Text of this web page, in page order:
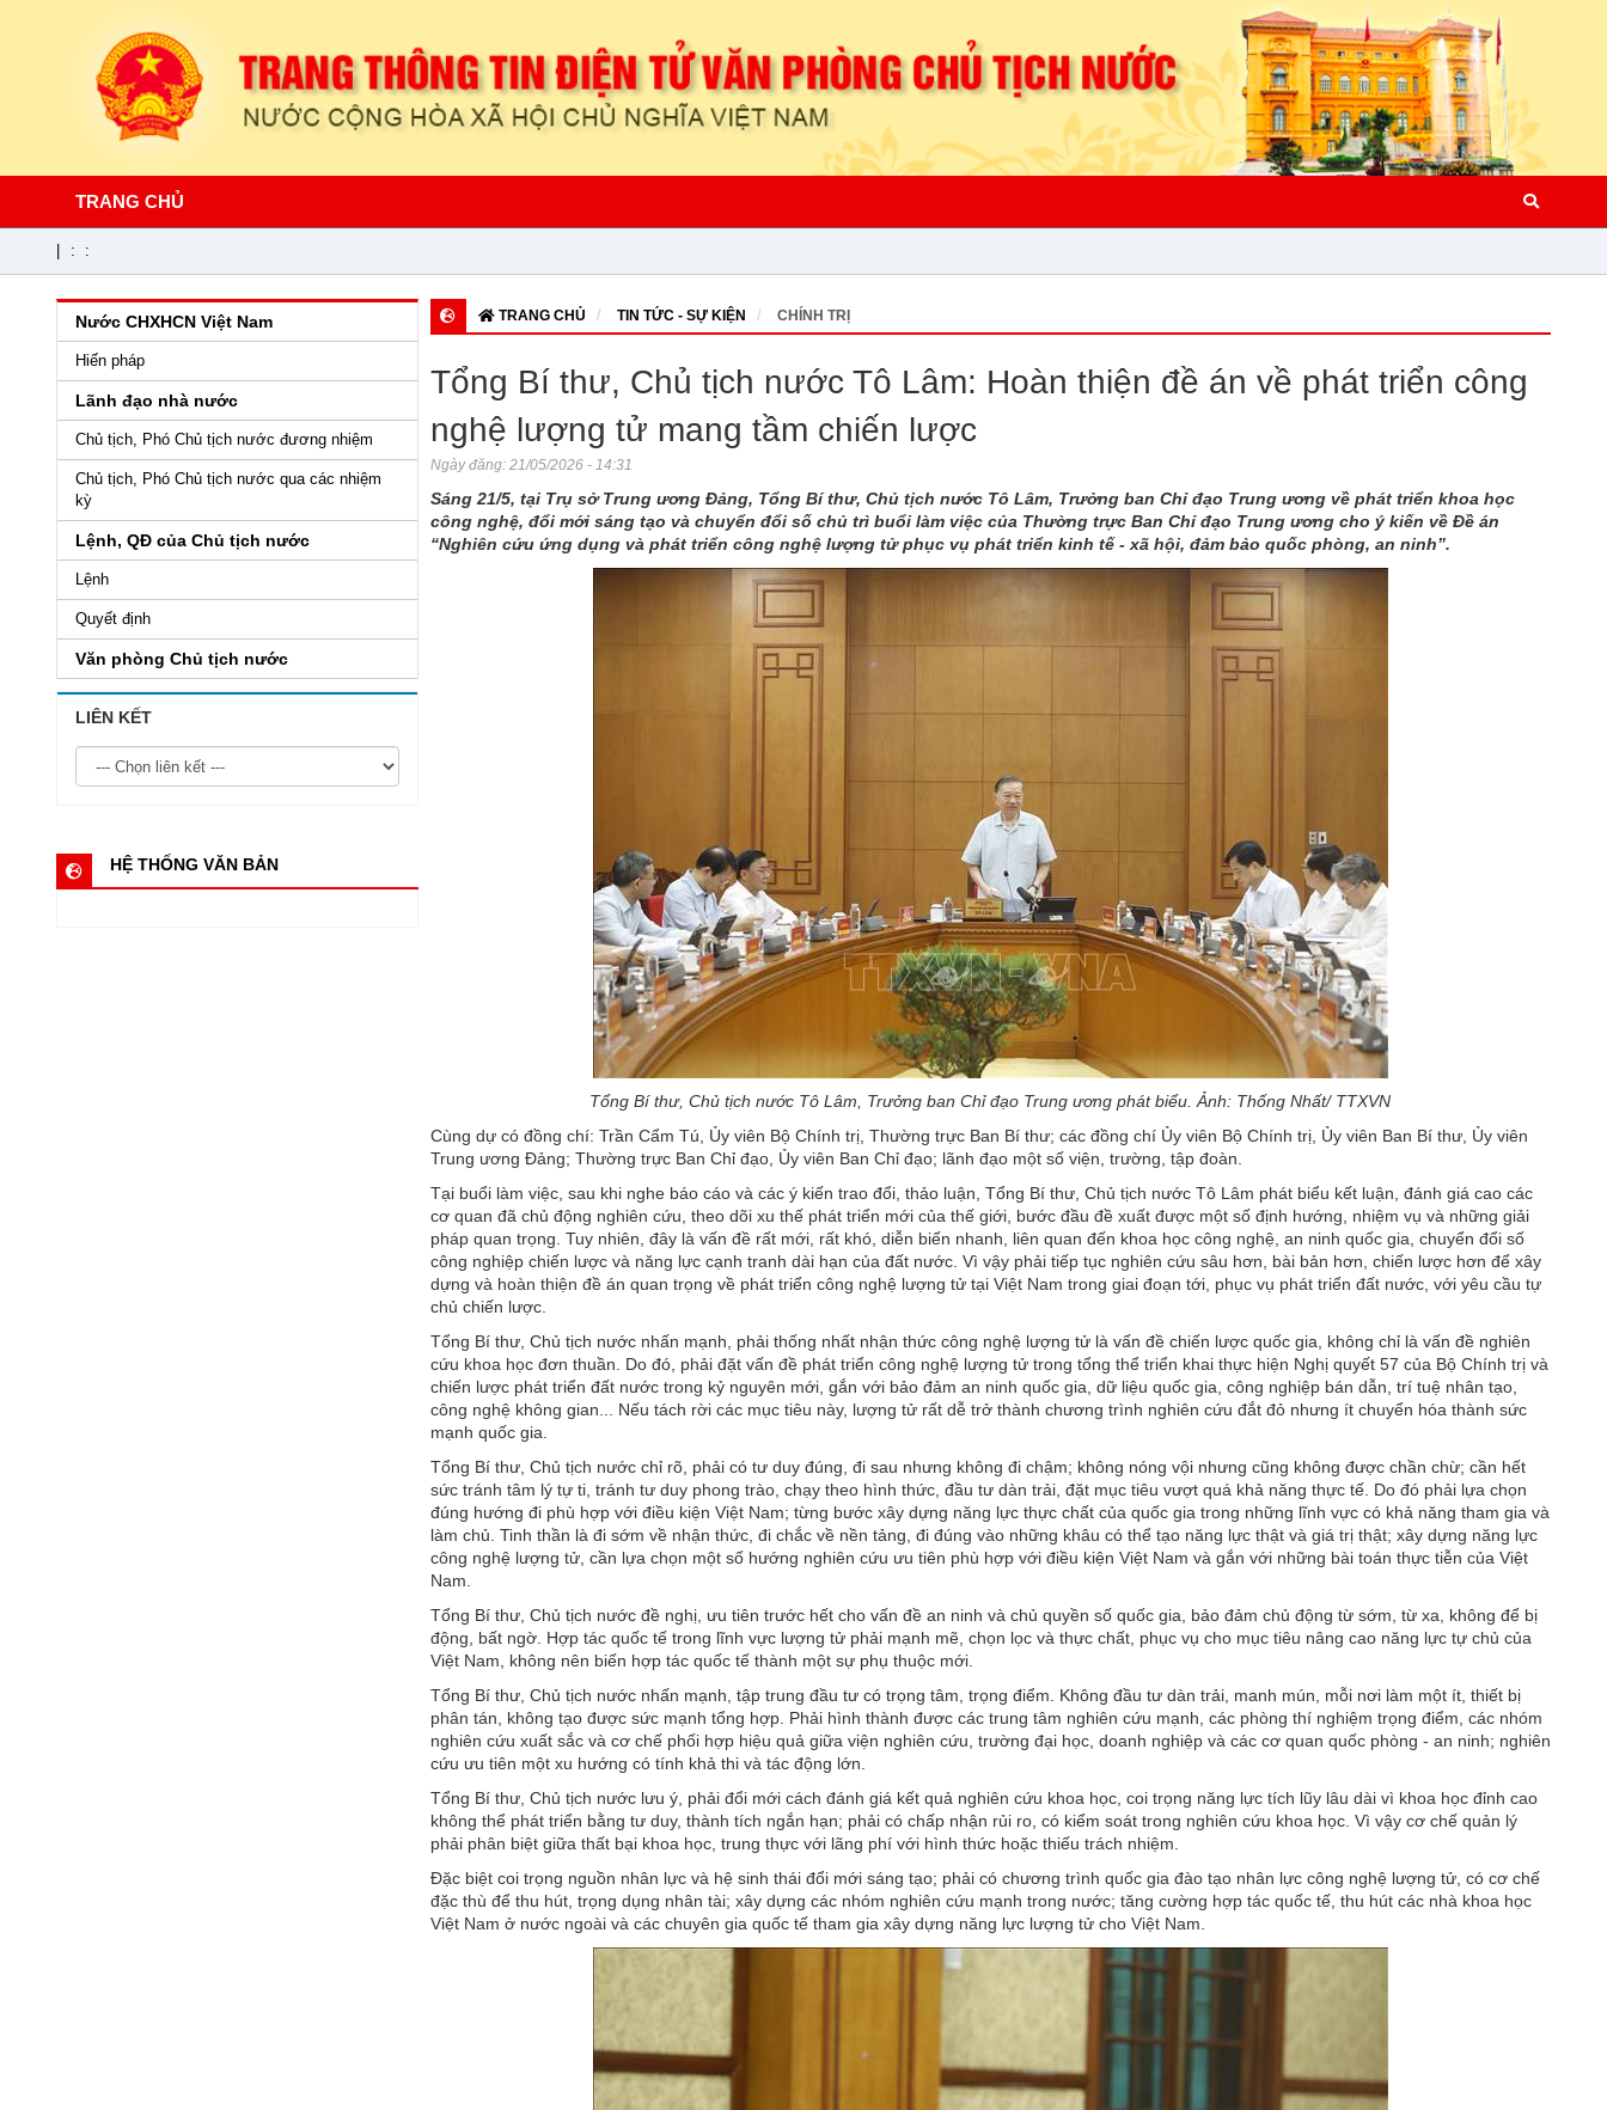
TRANG CHỦ
: :
TRANG CHỦ TIN TỨC - SỰ KIỆN CHÍNH TRỊ
Tổng Bí thư, Chủ tịch nước Tô Lâm: Hoàn thiện đề án về phát triển công
nghệ lượng tử mang tầm chiến lược
Ngày đăng:21/05/2026 - 14:31
Sáng 21/5, tại Trụ sở Trung ương Đảng, Tổng Bí thư, Chủ tịch nước Tô Lâm, Trưởng ban Chỉ đạo Trung ương về phát triển khoa học
công nghệ, đổi mới sáng tạo và chuyển đổi số chủ trì buổi làm việc của Thường trực Ban Chỉ đạo Trung ương cho ý kiến về Đề án
“Nghiên cứu ứng dụng và phát triển công nghệ lượng tử phục vụ phát triển kinh tế - xã hội, đảm bảo quốc phòng, an ninh”.
Tổng Bí thư, Chủ tịch nước Tô Lâm, Trưởng ban Chỉ đạo Trung ương phát biểu. Ảnh: Thống Nhất/ TTXVN
Cùng dự có đồng chí: Trần Cẩm Tú, Ủy viên Bộ Chính trị, Thường trực Ban Bí thư; các đồng chí Ủy viên Bộ Chính trị, Ủy viên Ban Bí thư, Ủy viên
Trung ương Đảng; Thường trực Ban Chỉ đạo, Ủy viên Ban Chỉ đạo; lãnh đạo một số viện, trường, tập đoàn.
Tại buổi làm việc, sau khi nghe báo cáo và các ý kiến trao đổi, thảo luận, Tổng Bí thư, Chủ tịch nước Tô Lâm phát biểu kết luận, đánh giá cao các
cơ quan đã chủ động nghiên cứu, theo dõi xu thế phát triển mới của thế giới, bước đầu đề xuất được một số định hướng, nhiệm vụ và những giải
pháp quan trọng. Tuy nhiên, đây là vấn đề rất mới, rất khó, diễn biến nhanh, liên quan đến khoa học công nghệ, an ninh quốc gia, chuyển đổi số
công nghiệp chiến lược và năng lực cạnh tranh dài hạn của đất nước. Vì vậy phải tiếp tục nghiên cứu sâu hơn, bài bản hơn, chiến lược hơn để xây
dựng và hoàn thiện đề án quan trọng về phát triển công nghệ lượng tử tại Việt Nam trong giai đoạn tới, phục vụ phát triển đất nước, với yêu cầu tự
chủ chiến lược.
Tổng Bí thư, Chủ tịch nước nhấn mạnh, phải thống nhất nhận thức công nghệ lượng tử là vấn đề chiến lược quốc gia, không chỉ là vấn đề nghiên
cứu khoa học đơn thuần. Do đó, phải đặt vấn đề phát triển công nghệ lượng tử trong tổng thể triển khai thực hiện Nghị quyết 57 của Bộ Chính trị và
chiến lược phát triển đất nước trong kỷ nguyên mới, gắn với bảo đảm an ninh quốc gia, dữ liệu quốc gia, công nghiệp bán dẫn, trí tuệ nhân tạo,
công nghệ không gian... Nếu tách rời các mục tiêu này, lượng tử rất dễ trở thành chương trình nghiên cứu đắt đỏ nhưng ít chuyển hóa thành sức
mạnh quốc gia.
Tổng Bí thư, Chủ tịch nước chỉ rõ, phải có tư duy đúng, đi sau nhưng không đi chậm; không nóng vội nhưng cũng không được chần chừ; cần hết
sức tránh tâm lý tự ti, tránh tư duy phong trào, chạy theo hình thức, đầu tư dàn trải, đặt mục tiêu vượt quá khả năng thực tế. Do đó phải lựa chọn
đúng hướng đi phù hợp với điều kiện Việt Nam; từng bước xây dựng năng lực thực chất của quốc gia trong những lĩnh vực có khả năng tham gia và
làm chủ. Tinh thần là đi sớm về nhận thức, đi chắc về nền tảng, đi đúng vào những khâu có thể tạo năng lực thật và giá trị thật; xây dựng năng lực
công nghệ lượng tử, cần lựa chọn một số hướng nghiên cứu ưu tiên phù hợp với điều kiện Việt Nam và gắn với những bài toán thực tiễn của Việt
Nam.
Tổng Bí thư, Chủ tịch nước đề nghị, ưu tiên trước hết cho vấn đề an ninh và chủ quyền số quốc gia, bảo đảm chủ động từ sớm, từ xa, không để bị
động, bất ngờ. Hợp tác quốc tế trong lĩnh vực lượng tử phải mạnh mẽ, chọn lọc và thực chất, phục vụ cho mục tiêu nâng cao năng lực tự chủ của
Việt Nam, không nên biến hợp tác quốc tế thành một sự phụ thuộc mới.
Tổng Bí thư, Chủ tịch nước nhấn mạnh, tập trung đầu tư có trọng tâm, trọng điểm. Không đầu tư dàn trải, manh mún, mỗi nơi làm một ít, thiết bị
phân tán, không tạo được sức mạnh tổng hợp. Phải hình thành được các trung tâm nghiên cứu mạnh, các phòng thí nghiệm trọng điểm, các nhóm
nghiên cứu xuất sắc và cơ chế phối hợp hiệu quả giữa viện nghiên cứu, trường đại học, doanh nghiệp và các cơ quan quốc phòng - an ninh; nghiên
cứu ưu tiên một xu hướng có tính khả thi và tác động lớn.
Tổng Bí thư, Chủ tịch nước lưu ý, phải đổi mới cách đánh giá kết quả nghiên cứu khoa học, coi trọng năng lực tích lũy lâu dài vì khoa học đỉnh cao
không thể phát triển bằng tư duy, thành tích ngắn hạn; phải có chấp nhận rủi ro, có kiểm soát trong nghiên cứu khoa học. Vì vậy cơ chế quản lý
phải phân biệt giữa thất bại khoa học, trung thực với lãng phí với hình thức hoặc thiếu trách nhiệm.
Đặc biệt coi trọng nguồn nhân lực và hệ sinh thái đổi mới sáng tạo; phải có chương trình quốc gia đào tạo nhân lực công nghệ lượng tử, có cơ chế
đặc thù để thu hút, trọng dụng nhân tài; xây dựng các nhóm nghiên cứu mạnh trong nước; tăng cường hợp tác quốc tế, thu hút các nhà khoa học
Việt Nam ở nước ngoài và các chuyên gia quốc tế tham gia xây dựng năng lực lượng tử cho Việt Nam.
Nước CHXHCN Việt Nam
Hiến pháp
Lãnh đạo nhà nước
Chủ tịch, Phó Chủ tịch nước đương nhiệm
Chủ tịch, Phó Chủ tịch nước qua các nhiệm
kỳ
Lệnh, QĐ của Chủ tịch nước
Lệnh
Quyết định
Văn phòng Chủ tịch nước
LIÊN KẾT
HỆ THỐNG VĂN BẢN